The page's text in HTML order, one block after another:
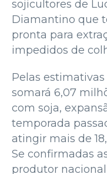
sojicultores de
Diamantino que
pronta para
impedidos de
Pelas
somará 6,07
com soja,
temporada
atingir mais de
Se confirmadas
produtor